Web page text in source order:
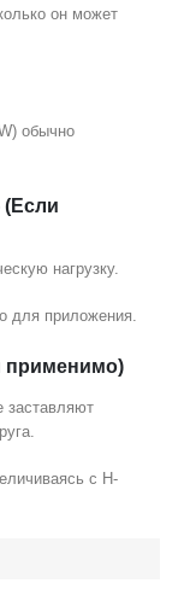
он может
обычно
(Если
нагрузку.
для приложения.
применимо)
заставляют
с H-